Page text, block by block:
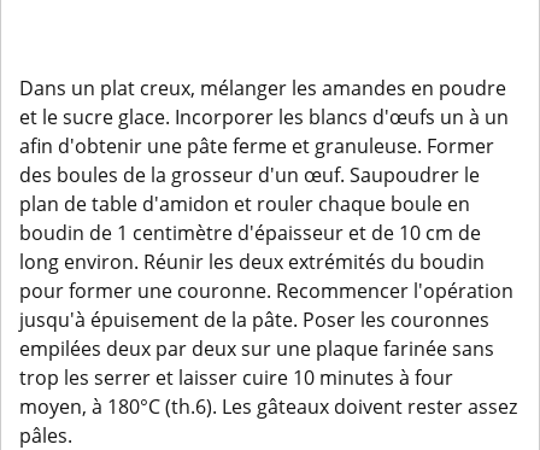
Dans un plat creux, mélanger les amandes en poudre
et le sucre glace. Incorporer les blancs d'œufs un à un
afin d'obtenir une pâte ferme et granuleuse. Former
des boules de la grosseur d'un œuf. Saupoudrer le
plan de table d'amidon et rouler chaque boule en
boudin de 1 centimètre d'épaisseur et de 10 cm de
long environ. Réunir les deux extrémités du boudin
pour former une couronne. Recommencer l'opération
jusqu'à épuisement de la pâte. Poser les couronnes
empilées deux par deux sur une plaque farinée sans
trop les serrer et laisser cuire 10 minutes à four
moyen, à 180°C (th.6). Les gâteaux doivent rester assez
pâles.